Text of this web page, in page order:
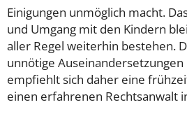
Einigungen unmöglich macht.
und Umgang mit den Kindern
aller Regel weiterhin bestehen.
unnötige
empfiehlt sich daher eine
einen erfahrenen Rechtsanwalt